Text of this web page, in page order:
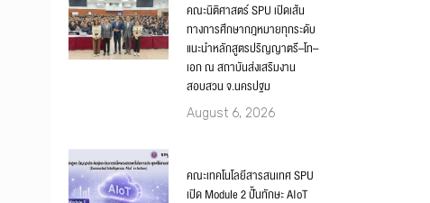
คณะนิติศาสตร์ SPU เปิดเส้น
ทางการศึกษากฎหมายทุกระดับ
แนะนำหลักสูตรปริญญาตรี–โท–
เอก ณ สถาบันส่งเสริมงาน
สอบสวน จ.นครปฐม
August 6, 2026
คณะเทคโนโลยีสารสนเทศ SPU
เปิด Module 2 ปั้นทักษะ AIoT